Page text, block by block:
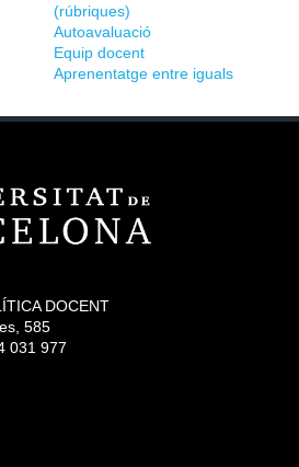
(rúbriques)
Autoavaluació
Equip docent
Aprenentatge entre iguals
DOCENT
585
031 977